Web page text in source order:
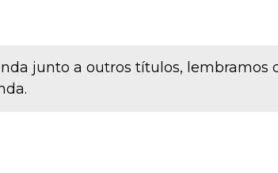
junto a outros títulos, lembramos